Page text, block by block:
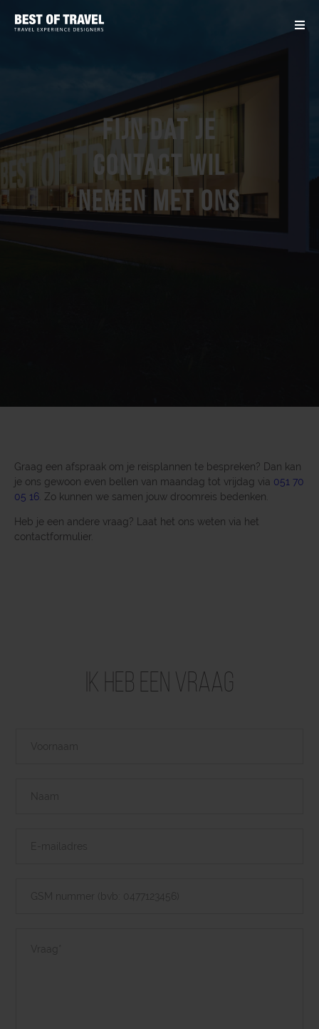
Fijn dat je
contact wil
nemen met ons
Graag een afspraak om je reisplannen te bespreken? Dan kan
je ons gewoon even bellen van maandag tot vrijdag via 051 70
05 16 . Zo kunnen we samen jouw droomreis bedenken.
Heb je een andere vraag? Laat het ons weten via het
contactformulier.
Ik heb een vraag